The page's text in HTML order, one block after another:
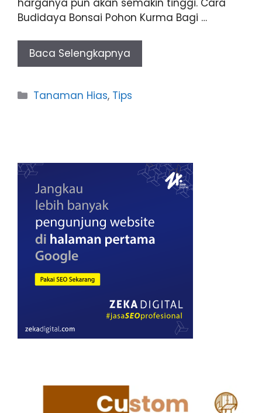
harganya pun akan semakin tinggi. Cara
Budidaya Bonsai Pohon Kurma Bagi …
Baca Selengkapnya
Categories
Tanaman Hias, Tips